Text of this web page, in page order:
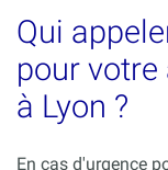
Qui
pour
à Lyon ?
En cas d'urgence